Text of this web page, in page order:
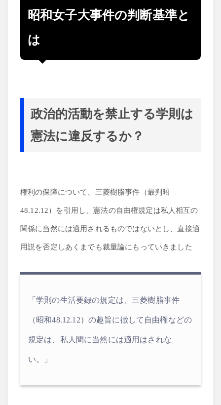
昭和女子大事件の判断基準と
は
政治的活動を禁止する学則は
憲法に違反するか？
権利の保障について、三菱樹脂事件（最判昭
48.12.12）を引用し、憲法の自由権規定は私人相互の
関係に当然には適用されるものではないとし、直接適
用説を否定しあくまでも裁量論にもっていきました
「学則の生活要録の規定は、三菱樹脂事件
（昭和48.12.12）の趣旨に徴して自由権などの
規定は、私人間に当然には適用はされな
い。」